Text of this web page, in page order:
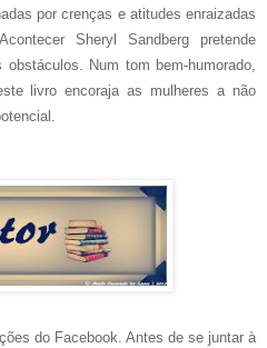
por crenças e atitudes enraizadas
Sheryl Sandberg pretende
Num tom bem-humorado,
livro encoraja as mulheres a não
do Facebook. Antes de se juntar à